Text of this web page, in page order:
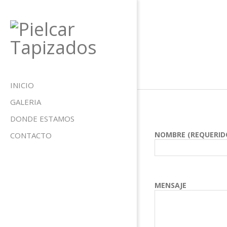
content
Pielcar
Tapizados
Primary
Menu
INICIO
GALERIA
DONDE ESTAMOS
CONTACTO
NOMBRE
MENSAJE